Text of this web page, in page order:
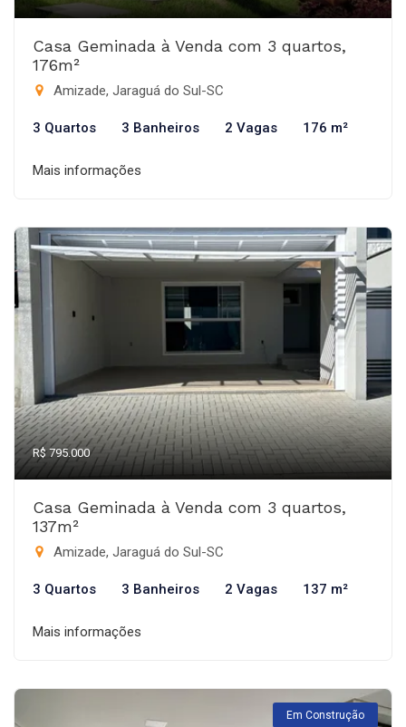
Casa Geminada à Venda com 3 quartos,
176m²
Amizade, Jaraguá do Sul-SC
3 Quartos 3 Banheiros 2 Vagas 176 m²
Mais informações
R$ 795.000
Casa Geminada à Venda com 3 quartos,
137m²
Amizade, Jaraguá do Sul-SC
3 Quartos 3 Banheiros 2 Vagas 137 m²
Mais informações
Em Construção